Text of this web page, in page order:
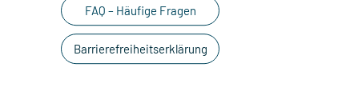
FAQ – Häufige Fragen
Barrierefreiheitserklärung